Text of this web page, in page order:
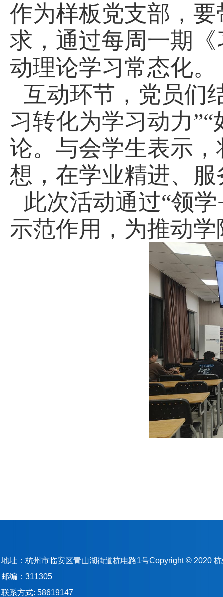
作为样板党支部，
求，通过每周一期
动理论学习常态化。
互动环节，党员们
习转化为学习动力
论。与会学生表示
想，在学业精进、
此次活动通过“领学
示范作用，为推动
地址：杭州市临安区青山湖街道杭电路1号Copyright © 2020
邮编：311305
联系方式: 58619147